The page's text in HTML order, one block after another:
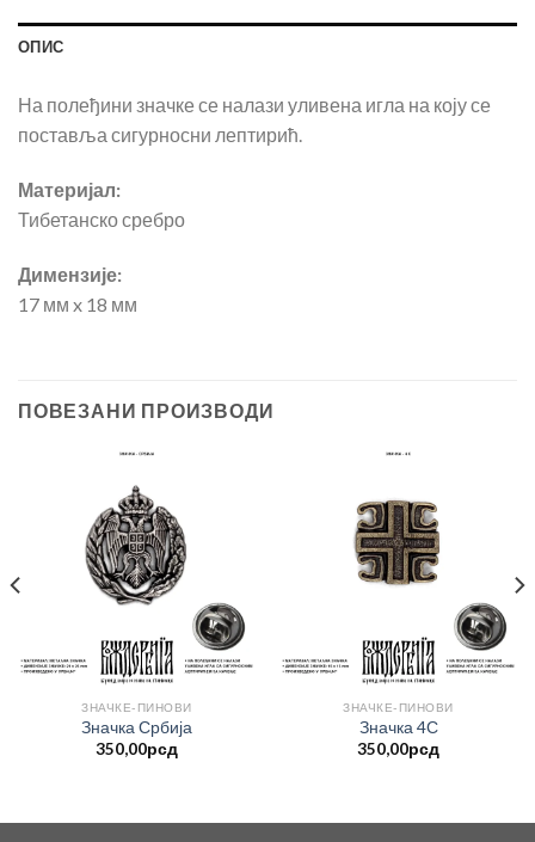
ОПИС
На полеђини значке се налази уливена игла на коју се
поставља сигурносни лептирић.
Материјал:
Тибетанско сребро
Димензије:
17 мм x 18 мм
ПОВЕЗАНИ ПРОИЗВОДИ
ЗНАЧКЕ-ПИНОВИ
Значка Србија
350,00рсд
ЗНАЧКЕ-ПИНОВИ
Значка 4С
350,00рсд